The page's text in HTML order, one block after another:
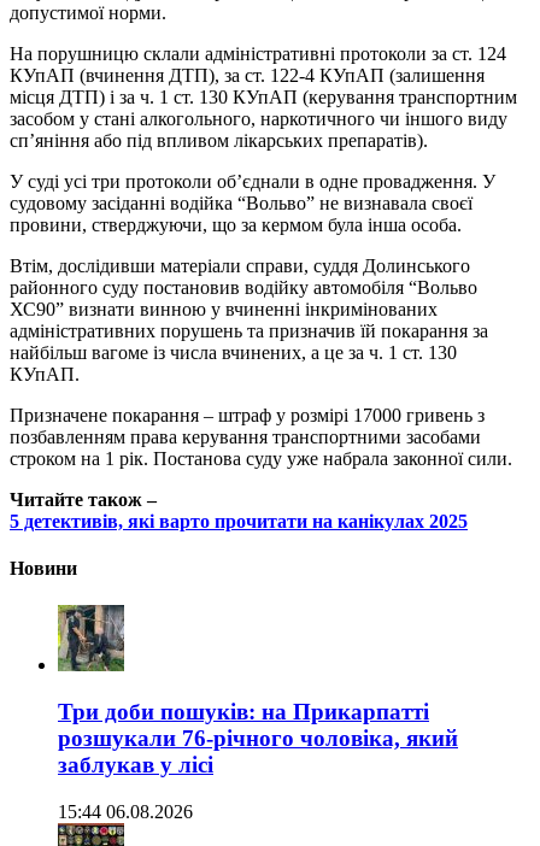
допустимої норми.
На порушницю склали адміністративні протоколи за ст. 124
КУпАП (вчинення ДТП), за ст. 122-4 КУпАП (залишення
місця ДТП) і за ч. 1 ст. 130 КУпАП (керування транспортним
засобом у стані алкогольного, наркотичного чи іншого виду
сп’яніння або під впливом лікарських препаратів).
У суді усі три протоколи об’єднали в одне провадження. У
судовому засіданні водійка “Вольво” не визнавала своєї
провини, стверджуючи, що за кермом була інша особа.
Втім, дослідивши матеріали справи, суддя Долинського
районного суду постановив водійку автомобіля “Вольво
ХС90” визнати винною у вчиненні інкримінованих
адміністративних порушень та призначив їй покарання за
найбільш вагоме із числа вчинених, а це за ч. 1 ст. 130
КУпАП.
Призначене покарання – штраф у розмірі 17000 гривень з
позбавленням права керування транспортними засобами
строком на 1 рік. Постанова суду уже набрала законної сили.
Читайте також –
5 детективів, які варто прочитати на канікулах 2025
Новини
Три доби пошуків: на Прикарпатті
розшукали 76-річного чоловіка, який
заблукав у лісі
15:44 06.08.2026